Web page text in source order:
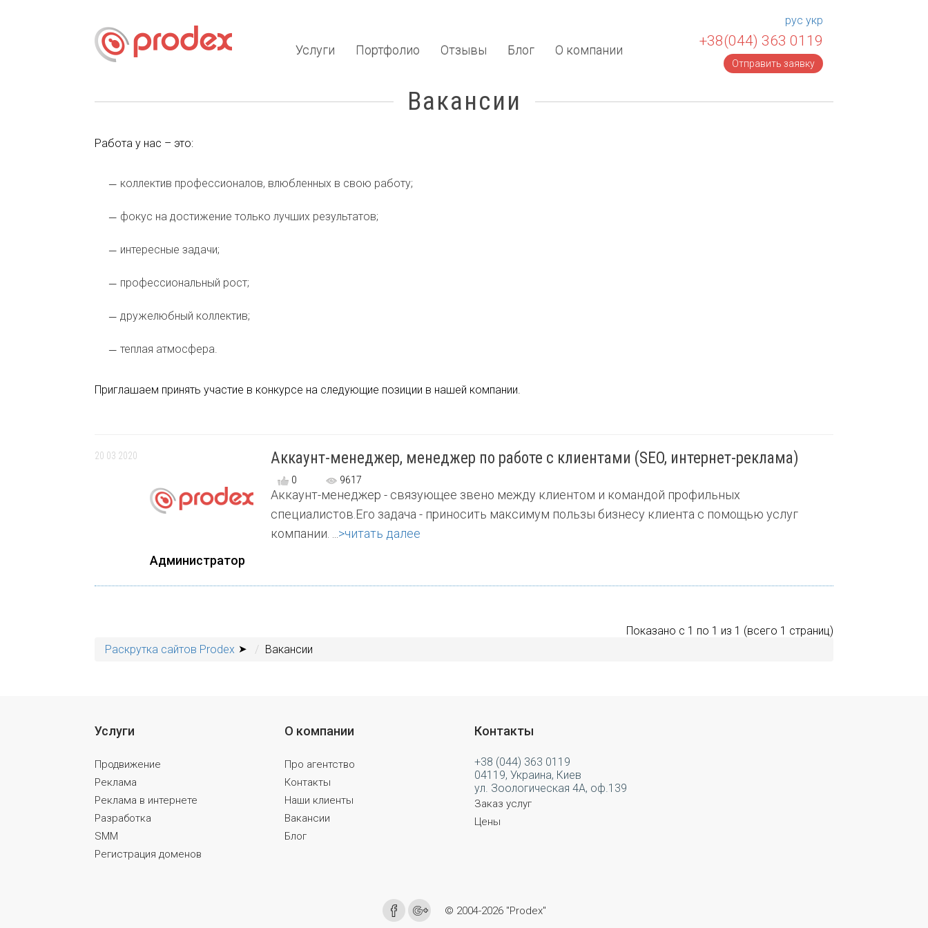
Услуги Портфолио Отзывы Блог О компании
рус укр
+38(044) 363 0119
Отправить заявку
Вакансии
Работа у нас – это:
коллектив профессионалов, влюбленных в свою работу;
фокус на достижение только лучших результатов;
интересные задачи;
профессиональный рост;
дружелюбный коллектив;
теплая атмосфера.
Приглашаем принять участие в конкурсе на следующие позиции в нашей компании.
20 03 2020
Администратор
Аккаунт-менеджер, менеджер по работе с клиентами (SEO, интернет-реклама)
0 9617
Аккаунт-менеджер - связующее звено между клиентом и командой профильных
специалистов.Его задача - приносить максимум пользы бизнесу клиента с помощью услуг
компании. ... >читать далее
Показано с 1 по 1 из 1 (всего 1 страниц)
Раскрутка сайтов Prodex
Вакансии
Услуги
Продвижение
Реклама
Реклама в интернете
Разработка
SMM
Регистрация доменов
О компании
Про агентство
Контакты
Наши клиенты
Вакансии
Блог
Контакты
+38 (044) 363 0119
04119, Украина, Киев
ул. Зоологическая 4А, оф.139
Заказ услуг
Цены
© 2004-2026 "Prodex"